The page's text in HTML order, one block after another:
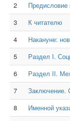
2
Предисловие
3
К читателю
4
Накануне:
5
Раздел I.
6
Раздел II.
7
Заключение.
8
Именной